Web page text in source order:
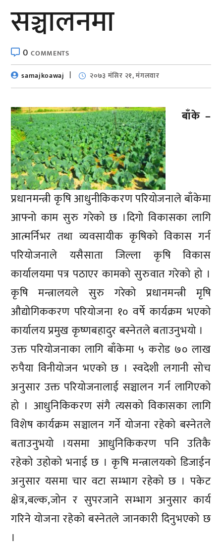
सञ्चालनमा
0COMMENTS
samajkoawaj
२०७३ मंसिर २१, मंगलवार
बाँके –
प्रधानमन्त्री कृषि आधुनीकिकरण परियोजनाले बाँकेमा
आफ्नो काम सुरु गरेको छ ।दिगो विकासका लागि
आत्मर्निभर तथा व्यवसायीक कृषिको विकास गर्न
परियोजनाले यसैसाता जिल्ला कृषि विकास
कार्यालयमा पत्र पठाएर कामको सुरुवात गरेको हो ।
कृषि मन्त्रालयले सुरु गरेको प्रधानमन्त्री मृषि
औद्योगिककरण परियोजना १० वर्षे कार्यक्रम भएको
कार्यालय प्रमुख कृष्णबहादुर बस्नेतले बताउनुभयो ।
उक्त परियोजनाका लागि बाँकेमा ५ करोड ७० लाख
रुपैया विनीयोजन भएको छ । स्वदेशी लगानी सोच
अनुसार उक्त परियोजनालाई सञ्चालन गर्न लागिएको
हो । आधुनिकिकरण संगै त्यसको विकासका लागि
विशेष कार्यक्रम सञ्चालन गर्ने योजना रहेको बस्नेतले
बताउनुभयो ।यसमा आधुनिकिकरण पनि उतिकै
रहेको उहोको भनाई छ । कृषि मन्त्रालयको डिजाईन
अनुसार यसमा चार वटा सम्भाग रहेको छ । पकेट
क्षेत्र,बल्क,जोन र सुपरजाने सम्भाग अनुसार कार्य
गरिने योजना रहेको बस्नेतले जानकारी दिनुभएको छ
।